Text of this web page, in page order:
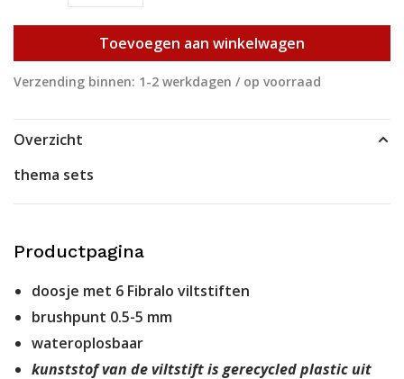
Toevoegen aan winkelwagen
Verzending binnen: 1-2 werkdagen / op voorraad
Overzicht
thema sets
Productpagina
doosje met 6 Fibralo viltstiften
brushpunt 0.5-5 mm
wateroplosbaar
kunststof van de viltstift is gerecycled plastic uit